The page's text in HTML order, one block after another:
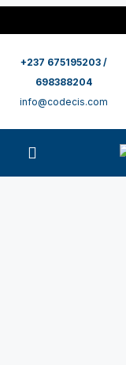
+237 675195203 /
698388204
info@codecis.com